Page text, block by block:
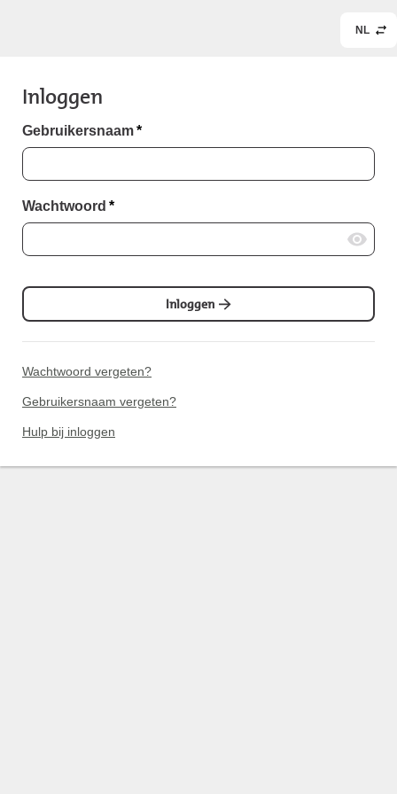
NL
Inloggen
Gebruikersnaam*
Wachtwoord *
Inloggen
Wachtwoord vergeten?
Gebruikersnaam vergeten?
Hulp bij inloggen